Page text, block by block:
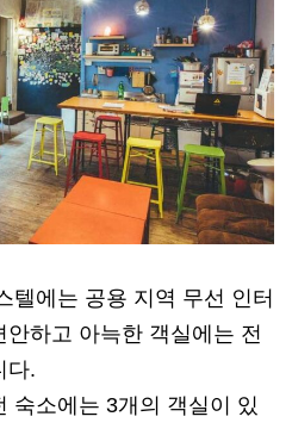
텔에는 공용 지역 무선 인터
하고 아늑한 객실에는 전
다.
숙소에는 3개의 객실이 있